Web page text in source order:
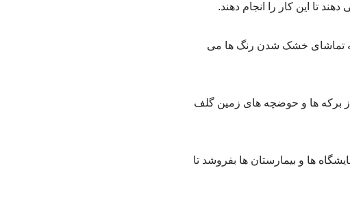
تا این کار را انجام دهند.
به تماشای خشک شدن رنگ ها می
برکه ها و حوضچه های زمین گلف
ها و بیمارستان ها بفروشد تا